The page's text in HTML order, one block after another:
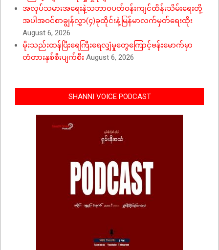
အလုပ်သမားအရေးနဲ့သဘာဝပတ်ဝန်းကျင်ထိန်းသိမ်းရေးတို့
အပါအဝင်စာချွန်လွှာ(၄)ခုထိုင်းနဲ့မြန်မာလက်မှတ်ရေးထိုး
August 6, 2026
မိုးသည်းထန်ပြီးရေကြီးရေလျှံမှုတွေကြောင့်ဗန်းမောက်မှာ
တံတားနှစ်စီးပျက်စီး August 6, 2026
SHANNI VOICE PODCAST